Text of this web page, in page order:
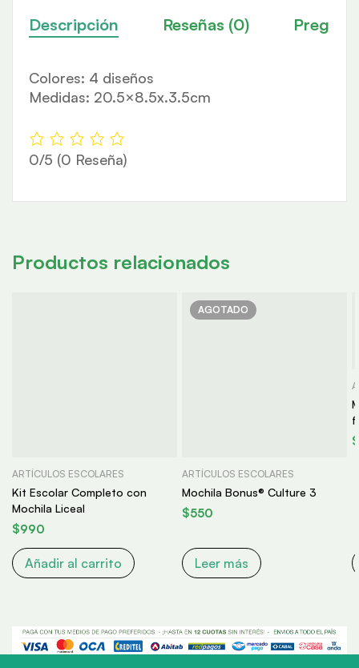
Descripción Reseñas (0)
Colores: 4 diseños
Medidas: 20.5×8.5x.3.5cm
0/5 (0 Reseña)
Productos relacionados
ARTÍCULOS ESCOLARES
Kit Escolar Completo con
Mochila Liceal
$990
Añadir al carrito
AGOTADO
ARTÍCULOS ESCOLARES
Mochila Bonus® Culture 3
$550
Leer más
$